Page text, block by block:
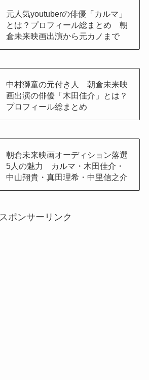
元人気youtuberの俳優「カルマ」
とは？プロフィール総まとめ 朝
倉未来映画出演から元カノまで
中村獅童の元付き人 朝倉未来映
画出演の俳優「木田佳介」とは？
プロフィール総まとめ
朝倉未来映画オーディション落選
5人の魅力 カルマ・木田佳介・
中山翔貴・真田理希・中里信之介
スポンサーリンク